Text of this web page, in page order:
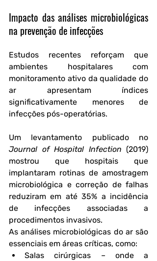
Impacto das análises microbiológicas
na prevenção de infecções
Estudos recentes reforçam que
ambientes hospitalares com
monitoramento ativo da qualidade do
ar apresentam índices
significativamente menores de
infecções pós-operatórias.
Journal of Hospital Infection (2019)
mostrou que hospitais que
implantaram rotinas de amostragem
microbiológica e correção de falhas
reduziram em até 35% a incidência
de infecções associadas a
procedimentos invasivos.
As análises microbiológicas do ar são
essenciais em áreas críticas, como:
Salas cirúrgicas – onde a